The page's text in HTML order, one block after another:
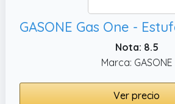
Nota: 8.5
Marca: GASONE
Ver precio